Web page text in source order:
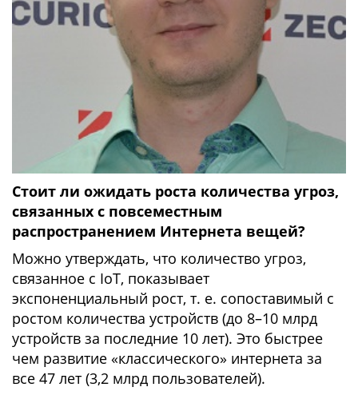
Стоит ли ожидать роста количества угроз,
связанных с повсеместным
распространением Интернета вещей?
Можно утверждать, что количество угроз,
связанное с IoT, показывает
экспоненциальный рост, т. е. сопоставимый с
ростом количества устройств (до 8–10 млрд
устройств за последние 10 лет). Это быстрее
чем развитие «классического» интернета за
все 47 лет (3,2 млрд пользователей).